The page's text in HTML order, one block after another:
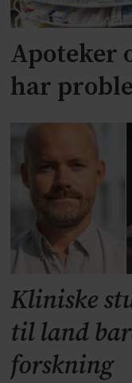
Apoteker
har
Kliniske
til land
forskning